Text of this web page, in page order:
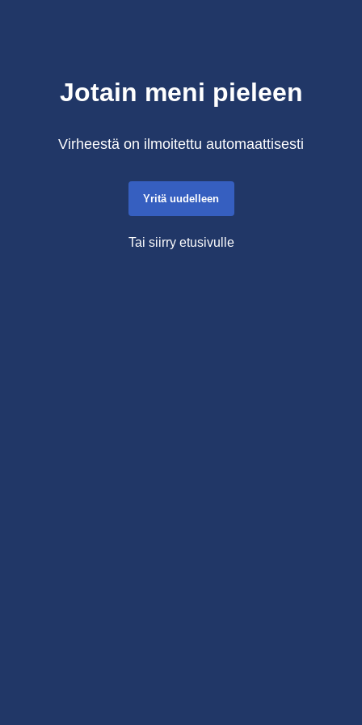
Jotain meni pieleen
Virheestä on ilmoitettu automaattisesti
Yritä uudelleen
Tai siirry etusivulle